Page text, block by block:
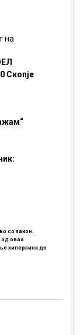
на
Скопје
со закон.
оваа
хиперлинк до